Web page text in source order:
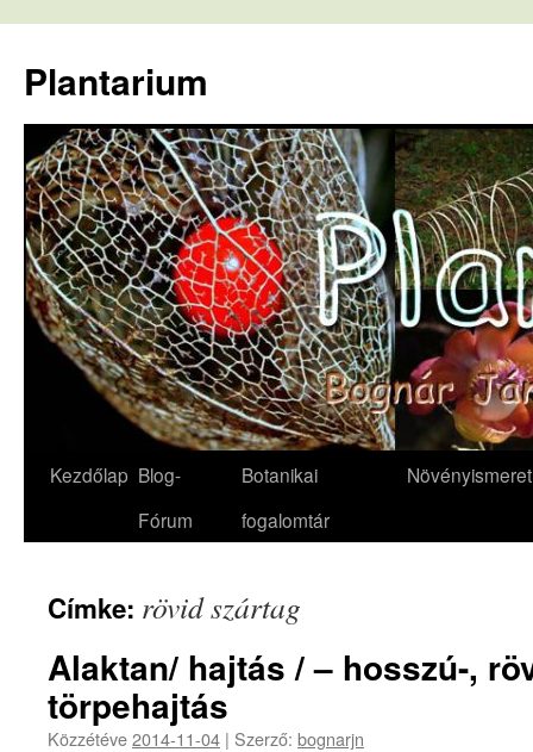
tartalomba
Plantarium
Kezdőlap Blog-
Fórum
Botanikai
fogalomtár
Növényismeret
Címke: rövid szártag
Alaktan/ hajtás / – hosszú-,
törpehajtás
Közzétéve2014-11-04 | Szerző: bognarjn